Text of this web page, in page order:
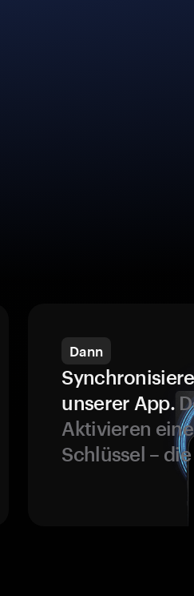
Dann
unserer App.
Aktivieren
Schlüssel –